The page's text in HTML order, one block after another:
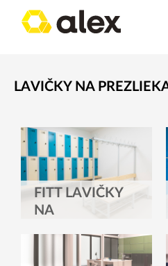
LAVIČKY NA
FITT LAVIČKY
NA